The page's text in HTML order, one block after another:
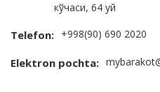
кўчаси, 64 уй
Telefon: +998(90) 690 2020
Elektron pochta: